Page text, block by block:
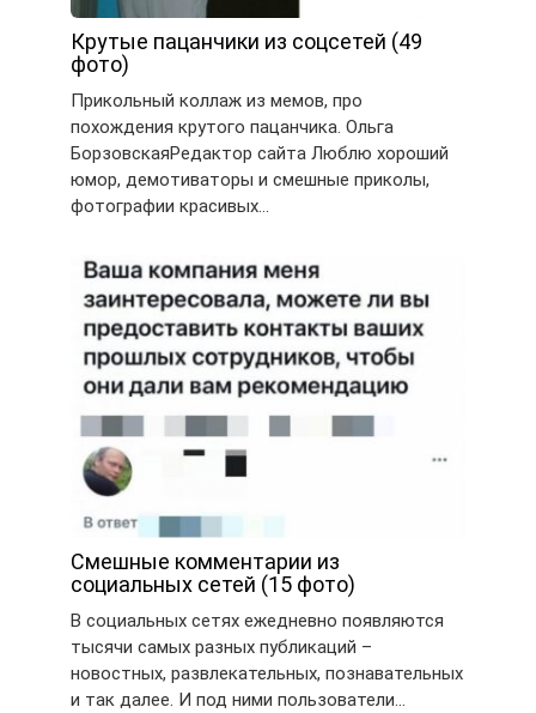
Крутые пацанчики из соцсетей (49
фото)
Прикольный коллаж из мемов, про
похождения крутого пацанчика. Ольга
БорзовскаяРедактор сайта Люблю хороший
юмор, демотиваторы и смешные приколы,
фотографии красивых…
Смешные комментарии из
социальных сетей (15 фото)
В социальных сетях ежедневно появляются
тысячи самых разных публикаций –
новостных, развлекательных, познавательных
и так далее. И под ними пользователи…